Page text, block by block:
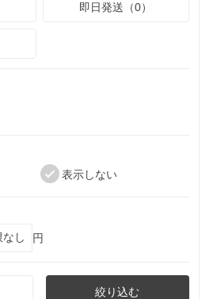
即日発送（0）
表示しない
円
絞り込む